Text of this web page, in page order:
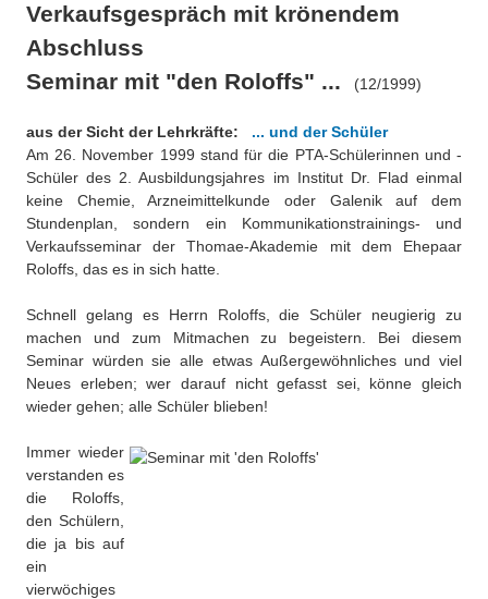
Berufsinformation
Über uns
Besonderheiten
Projekte
Eduthek
Benzolring online
Preisrätsel
Unsere Linktipps
Pressearchiv
Verkaufsgespräch mit krönendem
Abschluss
Seminar mit "den Roloffs" ... (12/1999)
aus der Sicht der Lehrkräfte:
... und der Schüler
Am 26. November 1999 stand für die PTA-Schülerinnen und -
Schüler des 2. Ausbildungsjahres im Institut Dr. Flad einmal
keine Chemie, Arzneimittelkunde oder Galenik auf dem
Stundenplan, sondern ein Kommunikationstrainings- und
Verkaufsseminar der Thomae-Akademie mit dem Ehepaar
Roloffs, das es in sich hatte.
Schnell gelang es Herrn Roloffs, die Schüler neugierig zu
machen und zum Mitmachen zu begeistern. Bei diesem
Seminar würden sie alle etwas Außergewöhnliches und viel
Neues erleben; wer darauf nicht gefasst sei, könne gleich
wieder gehen; alle Schüler blieben!
Immer wieder
verstanden es
die Roloffs,
den Schülern,
die ja bis auf
ein
vierwöchiges